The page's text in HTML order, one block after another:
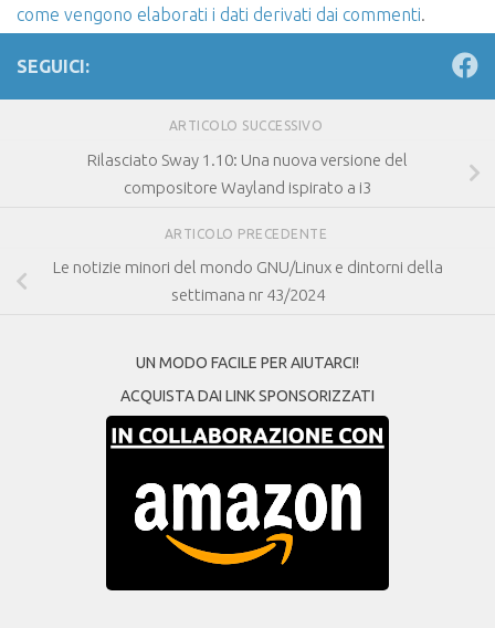
come vengono elaborati i dati derivati dai commenti.
SEGUICI:
ARTICOLO SUCCESSIVO
Rilasciato Sway 1.10: Una nuova versione del
compositore Wayland ispirato a i3
ARTICOLO PRECEDENTE
Le notizie minori del mondo GNU/Linux e dintorni della
settimana nr 43/2024
UN MODO FACILE PER AIUTARCI!
ACQUISTA DAI LINK SPONSORIZZATI